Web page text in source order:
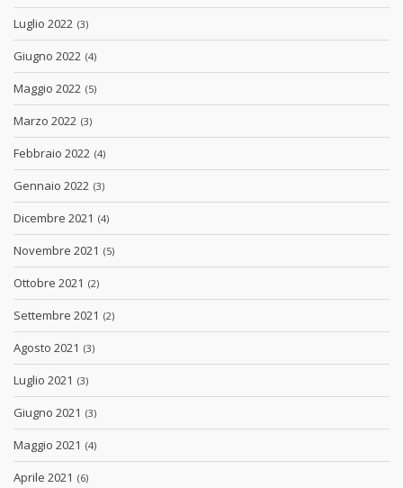
Luglio 2022 (3)
Giugno 2022 (4)
Maggio 2022 (5)
Marzo 2022 (3)
Febbraio 2022 (4)
Gennaio 2022 (3)
Dicembre 2021 (4)
Novembre 2021 (5)
Ottobre 2021 (2)
Settembre 2021 (2)
Agosto 2021 (3)
Luglio 2021 (3)
Giugno 2021 (3)
Maggio 2021 (4)
Aprile 2021 (6)